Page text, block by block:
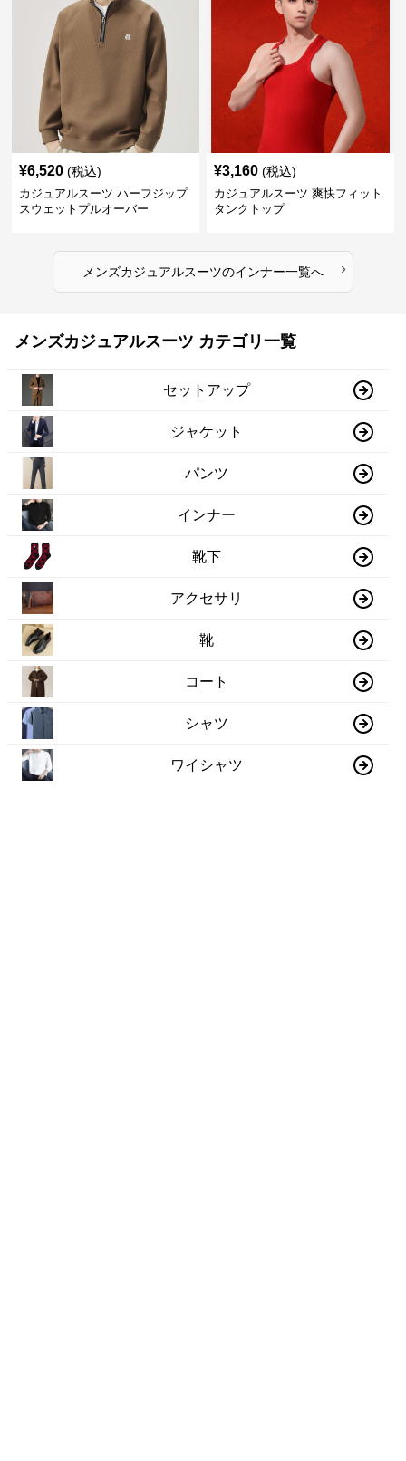
¥6,520 (税込)
カジュアルスーツ ハーフジップ
スウェットプルオーバー
¥3,160 (税込)
カジュアルスーツ 爽快フィット
タンクトップ
メンズカジュアルスーツのインナー一覧へ ›
メンズカジュアルスーツ カテゴリ一覧
セットアップ
ジャケット
パンツ
インナー
靴下
アクセサリ
靴
コート
シャツ
ワイシャツ